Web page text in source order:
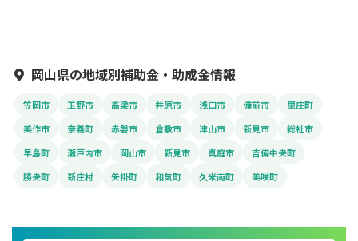
岡山県の地域別補助金・助成金情報
笠岡市 玉野市 高梁市 井原市 浅口市 備前市
里庄町
美作市
奈義町 赤磐市 倉敷市 津山市 新見市
総社市
早島町
瀬戸内市 岡山市 新見市 真庭市
吉備中央町
勝央町
新庄村 矢掛町 和気町 久米南町 美咲町